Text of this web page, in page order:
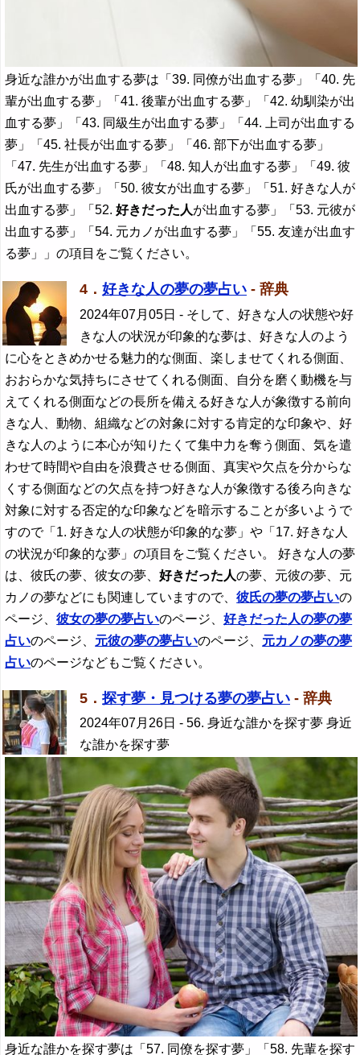
身近な誰かが出血する夢は「39. 同僚が出血する夢」「40. 先
輩が出血する夢」「41. 後輩が出血する夢」「42. 幼馴染が出
血する夢」「43. 同級生が出血する夢」「44. 上司が出血する
夢」「45. 社長が出血する夢」「46. 部下が出血する夢」
「47. 先生が出血する夢」「48. 知人が出血する夢」「49. 彼
氏が出血する夢」「50. 彼女が出血する夢」「51. 好きな人が
出血する夢」「52.好きだった人が出血する夢」「53. 元彼が
出血する夢」「54. 元カノが出血する夢」「55. 友達が出血す
る夢」」の項目をご覧ください。
4． 好きな人の夢の夢占い - 辞典
2024年07月05日 - そして、好きな人の状態や好
きな人の状況が印象的な夢は、好きな人のよう
に心をときめかせる魅力的な側面、楽しませてくれる側面、
おおらかな気持ちにさせてくれる側面、自分を磨く動機を与
えてくれる側面などの長所を備える好きな人が象徴する前向
きな人、動物、組織などの対象に対する肯定的な印象や、好
きな人のように本心が知りたくて集中力を奪う側面、気を遣
わせて時間や自由を浪費させる側面、真実や欠点を分からな
くする側面などの欠点を持つ好きな人が象徴する後ろ向きな
対象に対する否定的な印象などを暗示することが多いようで
すので「1. 好きな人の状態が印象的な夢」や「17. 好きな人
の状況が印象的な夢」の項目をご覧ください。 好きな人の夢
は、彼氏の夢、彼女の夢、好きだった人の夢、元彼の夢、元
カノの夢などにも関連していますので、彼氏の夢の夢占いの
ページ、彼女の夢の夢占いのページ、好きだった人の夢の夢
占いのページ、 元彼の夢の夢占いのページ、 元カノの夢の夢
占いのページなどもご覧ください。
5． 探す夢・見つける夢の夢占い - 辞典
2024年07月26日 - 56. 身近な誰かを探す夢 身近
な誰かを探す夢
身近な誰かを探す夢は「57. 同僚を探す夢」「58. 先輩を探す